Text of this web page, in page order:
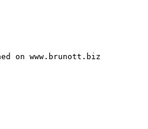
on www.brunott.biz